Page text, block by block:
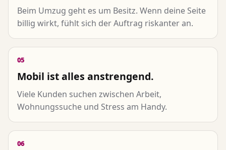
Beim Umzug geht es um Besitz. Wenn deine Seite
billig wirkt, fühlt sich der Auftrag riskanter an.
05
Mobil ist alles anstrengend.
Viele Kunden suchen zwischen Arbeit,
Wohnungssuche und Stress am Handy.
06